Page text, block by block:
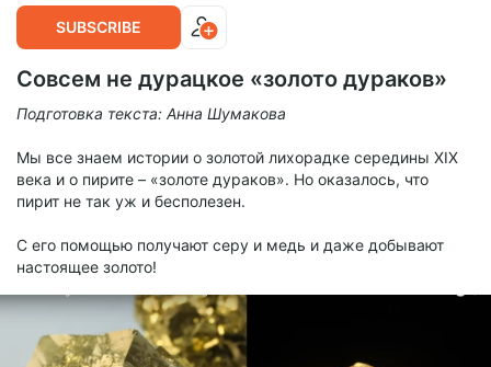
SUBSCRIBE
Совсем не дурацкое «золото дураков»
Подготовка текста: Анна Шумакова
Мы все знаем истории о золотой лихорадке середины XIX
века и о пирите – «золоте дураков». Но оказалось, что
пирит не так уж и бесполезен.
С его помощью получают серу и медь и даже добывают
настоящее золото!